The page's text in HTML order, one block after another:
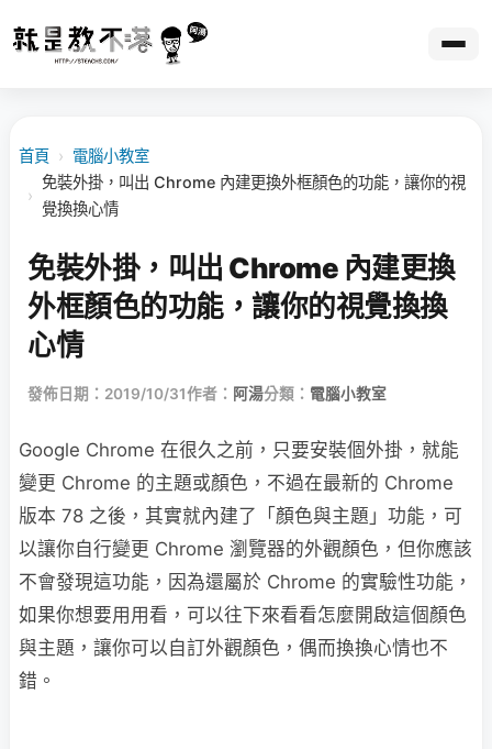
首頁 › 電腦小教室
›
免裝外掛，叫出 Chrome 內建更換外框顏色的功能，讓你的視
覺換換心情
免裝外掛，叫出 Chrome 內建更換
外框顏色的功能，讓你的視覺換換
心情
發佈日期：2019/10/31作者： 阿湯分類： 電腦小教室
Google Chrome 在很久之前，只要安裝個外掛，就能
變更 Chrome 的主題或顏色，不過在最新的 Chrome
版本 78 之後，其實就內建了「顏色與主題」功能，可
以讓你自行變更 Chrome 瀏覽器的外觀顏色，但你應該
不會發現這功能，因為還屬於 Chrome 的實驗性功能，
如果你想要用用看，可以往下來看看怎麼開啟這個顏色
與主題，讓你可以自訂外觀顏色，偶而換換心情也不
錯。